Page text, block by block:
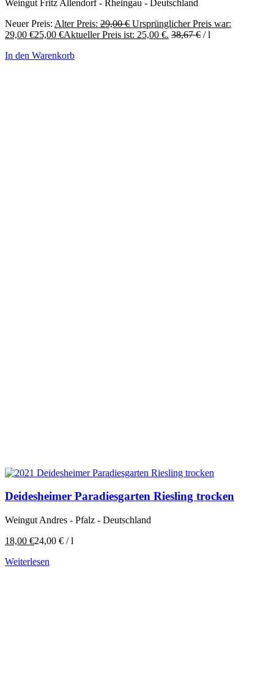
Weingut Fritz Allendorf - Rheingau - Deutschland
Neuer Preis: Alter Preis: 29,00€ Ursprünglicher Preis war:
29,00 €25,00 €Aktueller Preis ist: 25,00 €. 38,67€ /l
In den Warenkorb
Deidesheimer Paradiesgarten Riesling trocken
Weingut Andres - Pfalz - Deutschland
18,00 €24,00 € /l
Weiterlesen